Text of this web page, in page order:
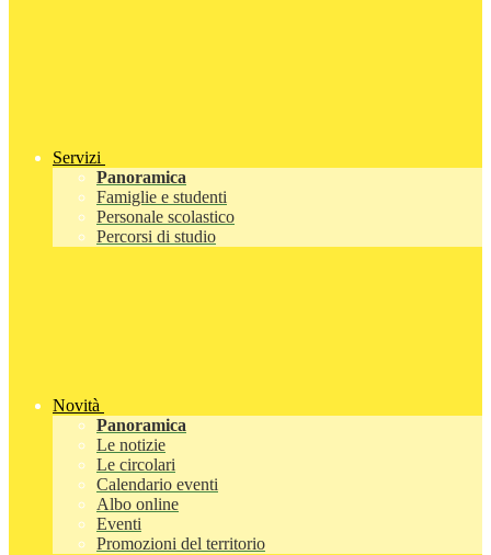
Servizi
Panoramica
Famiglie e studenti
Personale scolastico
Percorsi di studio
Novità
Panoramica
Le notizie
Le circolari
Calendario eventi
Albo online
Eventi
Promozioni del territorio